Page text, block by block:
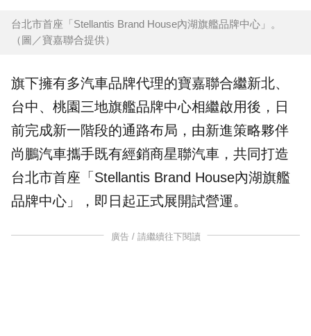
台北市首座「Stellantis Brand House內湖旗艦品牌中心」。
（圖／寶嘉聯合提供）
旗下擁有多汽車品牌代理的寶嘉聯合繼新北、
台中、桃園三地旗艦品牌中心相繼啟用後，日
前完成新一階段的通路布局，由新進策略夥伴
尚鵬汽車攜手既有經銷商星聯汽車，共同打造
台北市首座「 Stellantis Brand House內湖旗艦
品牌中心 」，即日起正式展開試營運。
廣告 / 請繼續往下閱讀